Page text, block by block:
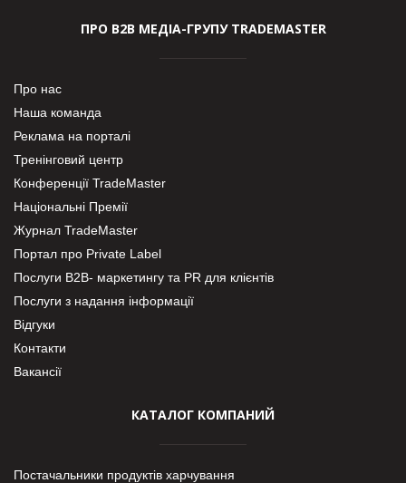
ПРО В2В МЕДІА-ГРУПУ TRADEMASTER
Про нас
Наша команда
Реклама на порталі
Тренінговий центр
Конференції TradeMaster
Національні Премії
Журнал TradeMaster
Портал про Private Label
Послуги В2В- маркетингу та PR для клієнтів
Послуги з надання інформації
Відгуки
Контакти
Вакансії
КАТАЛОГ КОМПАНИЙ
Постачальники продуктів харчування